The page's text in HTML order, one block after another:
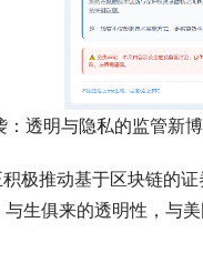
透明与隐私的监管新
极推动基于区块链的
生俱来的透明性，与